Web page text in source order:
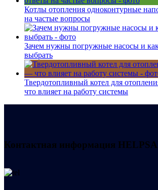
Котлы отопления одноконтурные
на частые вопросы
Зачем нужны погружные насосы и
выбрать
Твердотопливный котел для
что влияет на работу системы
Контактная информация